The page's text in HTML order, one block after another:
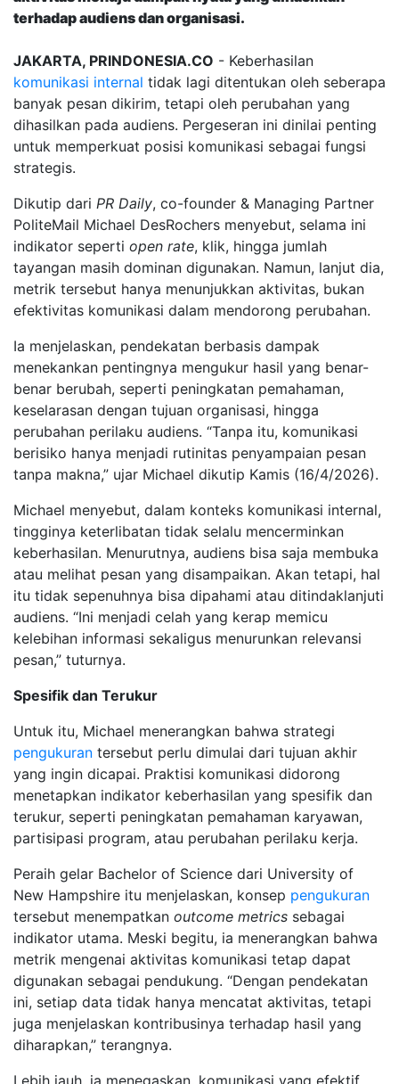
terhadap audiens dan organisasi.
JAKARTA, PRINDONESIA.CO - Keberhasilan
komunikasi internal tidak lagi ditentukan oleh seberapa
banyak pesan dikirim, tetapi oleh perubahan yang
dihasilkan pada audiens. Pergeseran ini dinilai penting
untuk memperkuat posisi komunikasi sebagai fungsi
strategis.
Dikutip dari PR Daily, co-founder & Managing Partner
PoliteMail Michael DesRochers menyebut, selama ini
indikator seperti open rate, klik, hingga jumlah
tayangan masih dominan digunakan. Namun, lanjut dia,
metrik tersebut hanya menunjukkan aktivitas, bukan
efektivitas komunikasi dalam mendorong perubahan.
Ia menjelaskan, pendekatan berbasis dampak
menekankan pentingnya mengukur hasil yang benar-
benar berubah, seperti peningkatan pemahaman,
keselarasan dengan tujuan organisasi, hingga
perubahan perilaku audiens. “Tanpa itu, komunikasi
berisiko hanya menjadi rutinitas penyampaian pesan
tanpa makna,” ujar Michael dikutip Kamis (16/4/2026).
Michael menyebut, dalam konteks komunikasi internal,
tingginya keterlibatan tidak selalu mencerminkan
keberhasilan. Menurutnya, audiens bisa saja membuka
atau melihat pesan yang disampaikan. Akan tetapi, hal
itu tidak sepenuhnya bisa dipahami atau ditindaklanjuti
audiens. “Ini menjadi celah yang kerap memicu
kelebihan informasi sekaligus menurunkan relevansi
pesan,” tuturnya.
Spesifik dan Terukur
Untuk itu, Michael menerangkan bahwa strategi
pengukuran tersebut perlu dimulai dari tujuan akhir
yang ingin dicapai. Praktisi komunikasi didorong
menetapkan indikator keberhasilan yang spesifik dan
terukur, seperti peningkatan pemahaman karyawan,
partisipasi program, atau perubahan perilaku kerja.
Peraih gelar Bachelor of Science dari University of
New Hampshire itu menjelaskan, konsep pengukuran
tersebut menempatkan outcome metrics sebagai
indikator utama. Meski begitu, ia menerangkan bahwa
metrik mengenai aktivitas komunikasi tetap dapat
digunakan sebagai pendukung. “Dengan pendekatan
ini, setiap data tidak hanya mencatat aktivitas, tetapi
juga menjelaskan kontribusinya terhadap hasil yang
diharapkan,” terangnya.
Lebih jauh, ia menegaskan, komunikasi yang efektif